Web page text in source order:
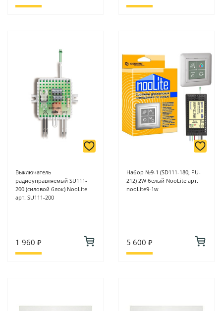
Выключатель
радиоуправляемый SU111-
200 (силовой блок) NooLite
арт. SU111-200
1 960 ₽
Набор №9-1 (SD111-180, PU-
212) 2W белый NooLite арт.
nooLite9-1w
5 600 ₽